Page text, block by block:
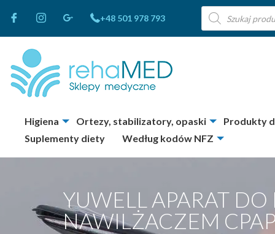
+48 501 978 793
Wyszukiwarka
produktów
Higiena Ortezy, stabilizatory, opaski Produkty
Suplementy diety
Według kodów NFZ
YUWELL APARAT
NAWILŻACZEM